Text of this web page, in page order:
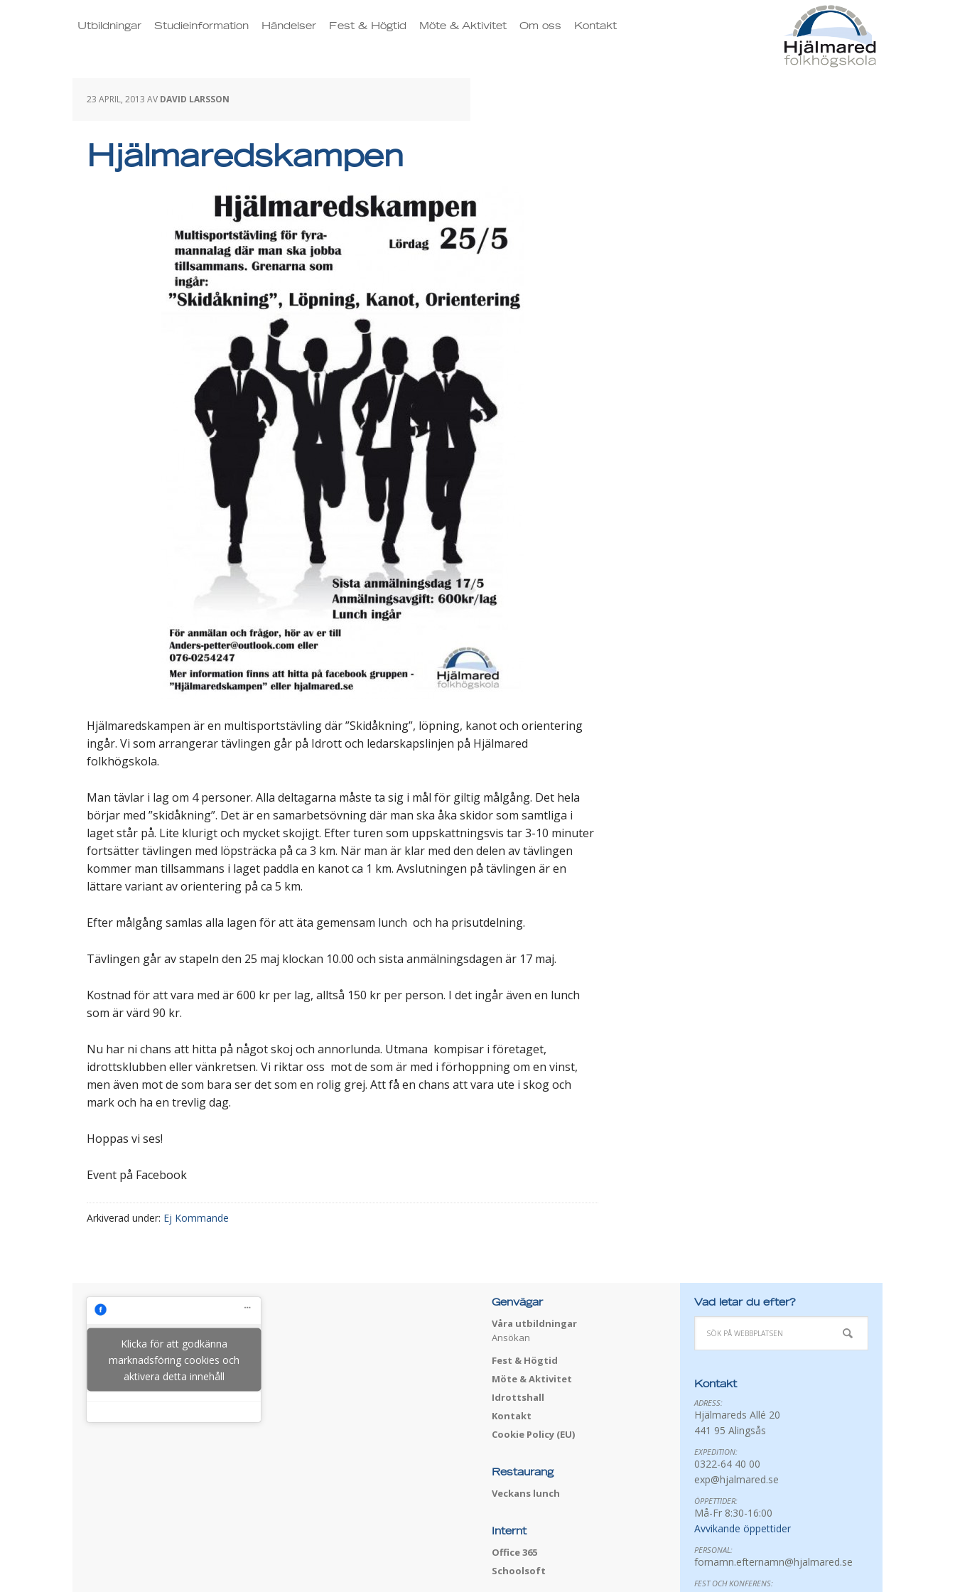
Utbildningar Studieinformation Händelser Fest & Högtid Möte & Aktivitet Om oss Kontakt
23 APRIL, 2013 AV DAVID LARSSON
Hjälmaredskampen
Hjälmaredskampen är en multisportstävling där ”Skidåkning”, löpning, kanot och orientering
ingår. Vi som arrangerar tävlingen går på Idrott och ledarskapslinjen på Hjälmared
folkhögskola.
Man tävlar i lag om 4 personer. Alla deltagarna måste ta sig i mål för giltig målgång. Det hela
börjar med ”skidåkning”. Det är en samarbetsövning där man ska åka skidor som samtliga i
laget står på. Lite klurigt och mycket skojigt. Efter turen som uppskattningsvis tar 3-10 minuter
fortsätter tävlingen med löpsträcka på ca 3 km. När man är klar med den delen av tävlingen
kommer man tillsammans i laget paddla en kanot ca 1 km. Avslutningen på tävlingen är en
lättare variant av orientering på ca 5 km.
Efter målgång samlas alla lagen för att äta gemensam lunch och ha prisutdelning.
Tävlingen går av stapeln den 25 maj klockan 10.00 och sista anmälningsdagen är 17 maj.
Kostnad för att vara med är 600 kr per lag, alltså 150 kr per person. I det ingår även en lunch
som är värd 90 kr.
Nu har ni chans att hitta på något skoj och annorlunda. Utmana kompisar i företaget,
idrottsklubben eller vänkretsen. Vi riktar oss mot de som är med i förhoppning om en vinst,
men även mot de som bara ser det som en rolig grej. Att få en chans att vara ute i skog och
mark och ha en trevlig dag.
Hoppas vi ses!
Event på Facebook
Arkiverad under: Ej Kommande
Klicka för att godkänna
marknadsföring cookies och
aktivera detta innehåll
Genvägar
Våra utbildningar
Ansökan
Fest & Högtid
Möte & Aktivitet
Idrottshall
Kontakt
Cookie Policy (EU)
Restaurang
Veckans lunch
Internt
Office 365
Schoolsoft
Vad letar du efter?
Kontakt
ADRESS:
Hjälmareds Allé 20
441 95 Alingsås
EXPEDITION:
0322-64 40 00
exp@hjalmared.se
ÖPPETTIDER:
Må-Fr 8:30-16:00
Avvikande öppettider
PERSONAL:
fornamn.efternamn@hjalmared.se
FEST OCH KONFERENS: